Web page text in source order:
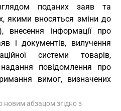
поданих заяв та
якими вносяться зміни до
внесення інформації про
і документів, вилучення
системи товарів,
надання повідомлення про
вимог, визначених
новим абзацом згідно з